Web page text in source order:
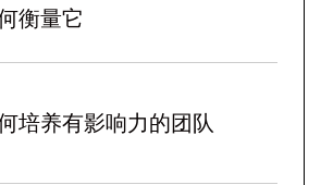
衡量它
培养有影响力的团队